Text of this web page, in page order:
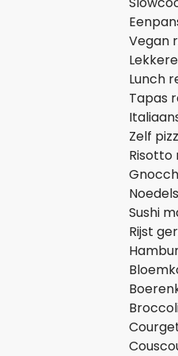
Vegan
Lunch
Tapas
Zelf
Sushi
Rijst